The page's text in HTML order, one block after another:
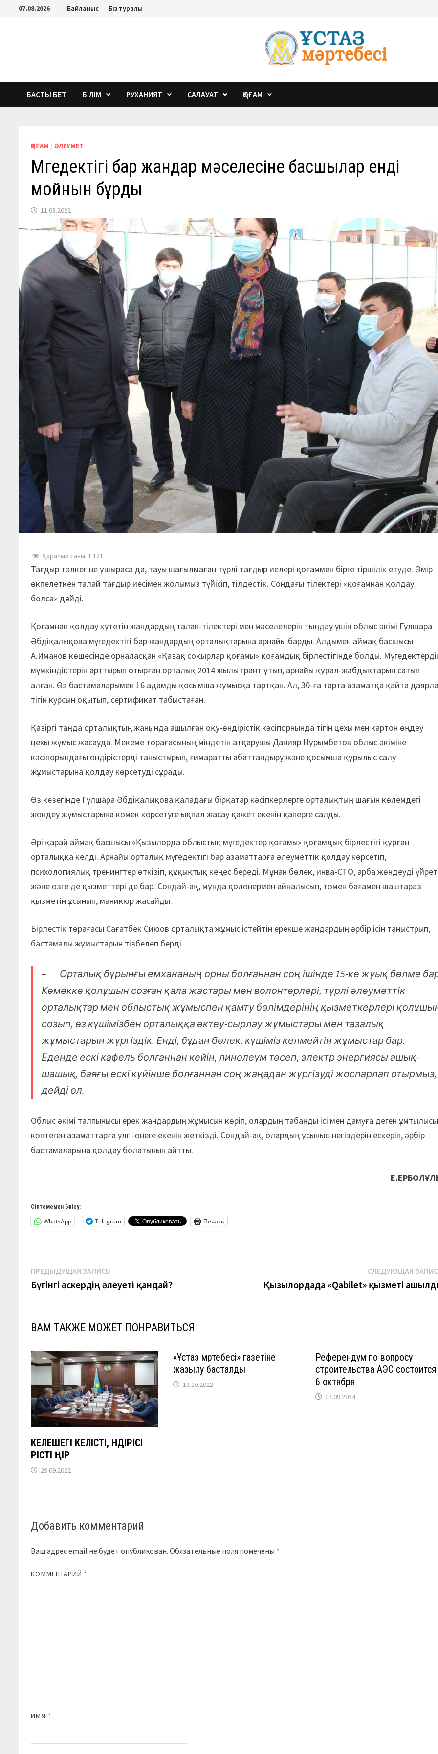
Перейти07.08.2026 Байланыс Біз туралы
БАСТЫ БЕТ БІЛІМ РУХАНИЯТ САЛАУАТ ҚОҒАМ
ҚОҒАМ /ӘЛЕУМЕТ
Мүгедектігі бар жандар мәселесіне басшылар енді
мойнын бұрды
11.03.2022
Қаралым саны: 1 121
Тағдыр тәлкегіне ұшыраса да, тауы шағылмаған түрлі тағдыр иелері қоғаммен бірге тіршілік етуде. Өмір
өкпелеткен талай тағдыр иесімен жолымыз түйісіп, тілдестік. Сондағы тілектері «қоғамнан қолдау
болса» дейді.
Қоғамнан қолдау күтетін жандардың талап-тілектері мен мәселелерін тыңдау үшін облыс әкімі Гүлшара
Әбдіқалықова мүгедектігі бар жандардың орталықтарына арнайы барды. Алдымен аймақ басшысы
А.Иманов көшесінде орналасқан «Қазақ соқырлар қоғамы» қоғамдық бірлестігінде болды.
мүмкіндіктерін арттырып отырған орталық 2014 жылы грант ұтып, арнайы құрал-жабдықтарын сатып
алған. Өз бастамаларымен 16 адамды қосымша жұмысқа тартқан. Ал, 30-ға тарта азаматқа қайта
тігін курсын оқытып, сертификат табыстаған.
Қазіргі таңда орталықтың жанында ашылған оқу-өндірістік кәсіпорнында тігін цехы мен картон өңдеу
цехы жұмыс жасауда. Мекеме төрағасының міндетін атқарушы Данияр Нұрымбетов облыс әкіміне
кәсіпорындағы өндірістерді таныстырып, ғимаратты абаттандыру және қосымша құрылыс салу
жұмыстарына қолдау көрсетуді сұрады.
Өз кезегінде Гүлшара Әбдіқалықова қаладағы бірқатар кәсіпкерлерге орталықтың шағын көлемдегі
жөндеу жұмыстарына көмек көрсетуге ықпал жасау қажет екенін қаперге салды.
Әрі қарай аймақ басшысы «Қызылорда облыстық мүгедектер қоғамы» қоғамдық бірлестігі құрған
орталыққа келді. Арнайы орталық мүгедектігі бар азаматтарға әлеуметтік қолдау көрсетіп,
психологиялық тренингтер өткізіп, құқықтық кеңес береді. Мұнан бөлек, инва-СТО, арба жөндеуді
және өзге де қызметтері де бар. Сондай-ақ, мұнда қолөнермен айналысып, төмен бағамен шаштараз
қызметін ұсынып, маникюр жасайды.
Бірлестік төрағасы Сағатбек Сиюов орталықта жұмыс істейтін ерекше жандардың әрбір ісін таныстрып,
бастамалы жұмыстарын тізбелеп берді.
– Орталық бұрынғы емхананың орны болғаннан соң ішінде 15-ке жуық бөлме
Көмекке қолұшын созған қала жастары мен волонтерлері, түрлі әлеуметтік
орталықтар мен облыстық жұмыспен қамту бөлімдерінің қызметкерлері
созып, өз күшімізбен орталыққа әктеу-сырлау жұмыстары мен тазалық
жұмыстарын жүргіздік. Енді, бұдан бөлек, күшіміз келмейтін жұмыстар бар.
Еденде ескі кафель болғаннан кейін, линолеум төсеп, электр энергиясы ашық-
шашық, баяғы ескі күйінше болғаннан соң жаңадан жүргізуді жоспарлап
дейді ол.
Облыс әкімі талпынысы ерек жандардың жұмысын көріп, олардың табанды ісі мен дамуға деген ұмтылысы
көптеген азаматтарға үлгі-өнеге екенін жеткізді. Сондай-ақ, олардың ұсыныс-негіздерін ескеріп, әрбір
бастамаларына қолдау болатынын айтты.
Сілтемемен бөлісу:
WhatsApp Telegram Печать
Навигация
по
ПРЕДЫДУЩАЯ ЗАПИСЬ
запись:
Бүгінгі әскердің әлеуеті қандай?
СЛЕДУЮЩАЯ
Қызылордада «Qabilet» қызметі
ВАМ ТАКЖЕ МОЖЕТ ПОНРАВИТЬСЯ
КЕЛЕШЕГІ КЕЛІСТІ, ӨНДІРІСІ
ӨРІСТІ ӨҢІР
29.09.2022
«Ұстаз мәртебесі» газетіне
жазылу басталды
13.10.2022
Референдум по вопросу
строительства АЭС состоится
6 октября
07.09.2024
Добавить комментарий
Ваш адрес email не будет опубликован. Обязательные поля помечены *
КОММЕНТАРИЙ *
ИМЯ *